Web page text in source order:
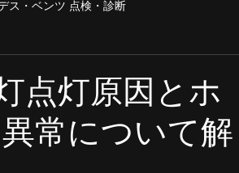
ス・ベンツ 点検・診断
八王子整備屋 ポルシェ 整備
点灯原因とホ
常について解